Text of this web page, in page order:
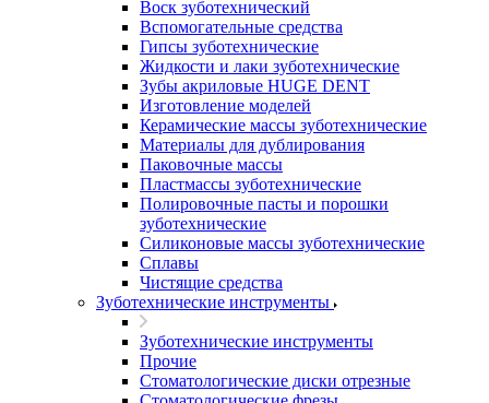
Воск зуботехнический
Вспомогательные средства
Гипсы зуботехнические
Жидкости и лаки зуботехнические
Зубы акриловые HUGE DENT
Изготовление моделей
Керамические массы зуботехнические
Материалы для дублирования
Паковочные массы
Пластмассы зуботехнические
Полировочные пасты и порошки
зуботехнические
Силиконовые массы зуботехнические
Сплавы
Чистящие средства
Зуботехнические инструменты
Зуботехнические инструменты
Прочие
Стоматологические диски отрезные